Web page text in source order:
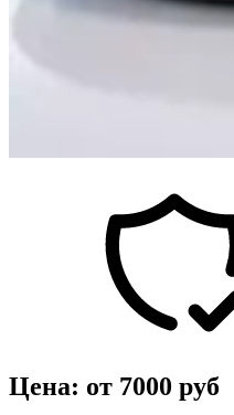
Цена: от 7000 руб